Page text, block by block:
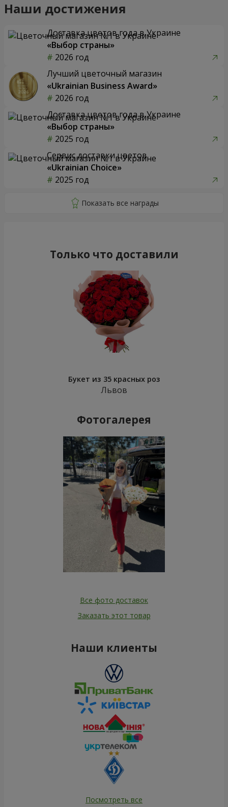
Наши достижения
Доставка цветов года в Украине
«Выбор страны»
2026 год
Лучший цветочный магазин
«Ukrainian Business Award»
2026 год
Доставка цветов года в Украине
«Выбор страны»
2025 год
Сервис доставки цветов
«Ukrainian Choice»
2025 год
Только что доставили
Букет из 35 красных роз
Львов
Фотогалерея
Все фото доставок
Заказать этот товар
Наши клиенты
Посмотреть все